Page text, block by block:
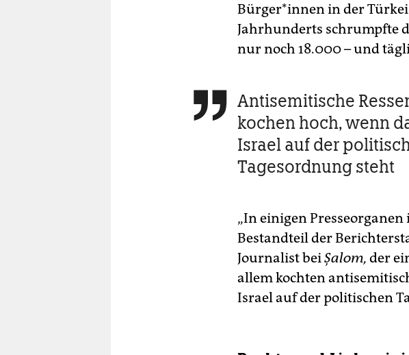
Bürger*innen in der
Jahrhunderts schrumpfte
nur noch 18.000 – und
 Antisemitische
kochen hoch, wenn
Israel auf der
Tagesordnung steht
„In einigen
Bestandteil der
Journalist beiŞalom, der
allem kochten
Israel auf der politischen